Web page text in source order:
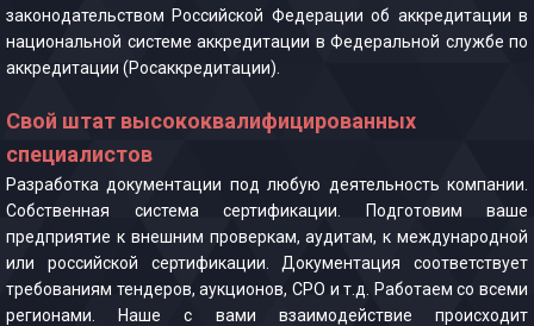
законодательством Российской Федерации об аккредитации в
национальной системе аккредитации в Федеральной службе по
аккредитации (Росаккредитации).
Свой штат высококвалифицированных
специалистов
Разработка документации под любую деятельность компании.
Собственная система сертификации. Подготовим ваше
предприятие к внешним проверкам, аудитам, к международной
или российской сертификации. Документация соответствует
требованиям тендеров, аукционов, СРО и т.д. Работаем со всеми
регионами. Наше с вами взаимодействие происходит